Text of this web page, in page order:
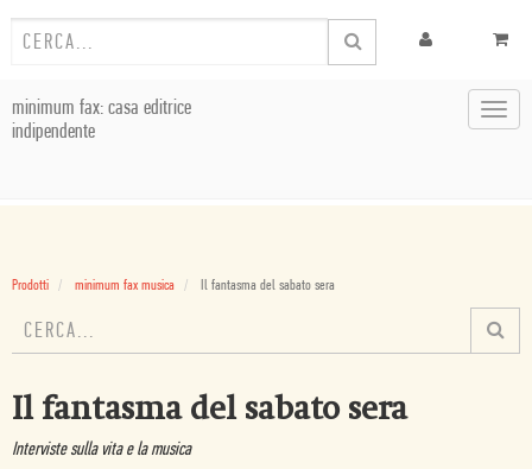
minimum fax: casa editrice
indipendente
Prodotti minimum fax musica Il fantasma del sabato sera
Il fantasma del sabato sera
Interviste sulla vita e la musica